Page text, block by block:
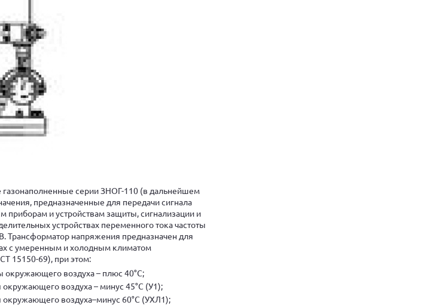
серии ЗНОГ-110 (в дальнейшем
предназначенные для передачи сигнала
и устройствам защиты, сигнализации и
устройствах переменного тока частоты
Трансформатор напряжения предназначен для
с умеренным и холодным климатом
15150-69), при этом:
окружающего воздуха – плюс 40°С;
воздуха – минус 45°С (У1);
воздуха–минус 60°С (УХЛ1);